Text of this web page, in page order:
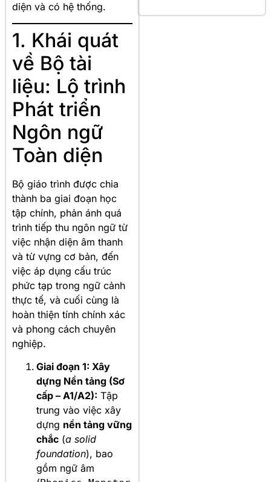
diện và có hệ thống.
1. Khái quát
về Bộ tài
liệu: Lộ trình
Phát triển
Ngôn ngữ
Toàn diện
Bộ giáo trình được chia
thành ba giai đoạn học
tập chính, phản ánh quá
trình tiếp thu ngôn ngữ từ
việc nhận diện âm thanh
và từ vựng cơ bản, đến
việc áp dụng cấu trúc
phức tạp trong ngữ cảnh
thực tế, và cuối cùng là
hoàn thiện tính chính xác
và phong cách chuyên
nghiệp.
Giai đoạn 1: Xây
dựng Nền tảng (Sơ
cấp – A1/A2): Tập
trung vào việc xây
dựng nền tảng vững
chắc (a solid
foundation), bao
gồm ngữ âm